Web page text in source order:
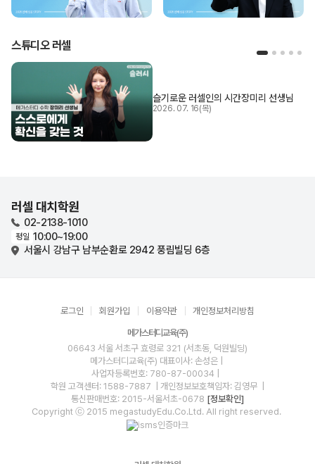
스튜디오 러셀
슬기로운 러셀인의 시간장미리 선생님
2026. 07. 16(목)
러셀 대치학원
02-2138-1010
평일 10:00~19:00
서울시 강남구 남부순환로 2942 풍림빌딩 6층
로그인 회원가입 이용약관 개인정보처리방침
메가스터디교육(주)
06643 서울 서초구 효령로 321 (서초동, 덕원빌딩)
메가스터디교육(주) 대표이사: 손성은 |
사업자등록번호: 780-87-00034
학원 고객센터: 1588-7887
| 개인정보보호책임자: 김영무
통신판매번호: 2015-서울서초-0678 [정보확인]
Copyright ⓒ 2015 megastudyEdu.Co.Ltd. All right reserved.